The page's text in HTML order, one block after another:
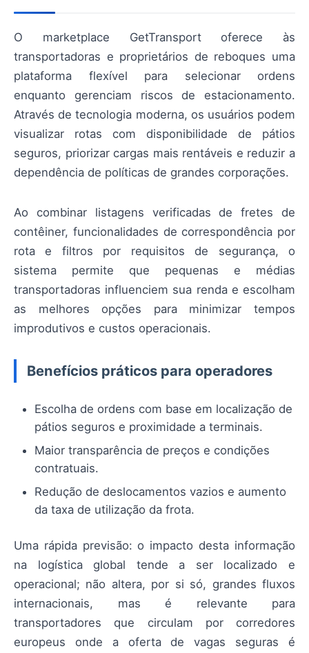
O marketplace GetTransport oferece às
transportadoras e proprietários de reboques uma
plataforma flexível para selecionar ordens
enquanto gerenciam riscos de estacionamento.
Através de tecnologia moderna, os usuários podem
visualizar rotas com disponibilidade de pátios
seguros, priorizar cargas mais rentáveis e reduzir a
dependência de políticas de grandes corporações.
Ao combinar listagens verificadas de fretes de
contêiner, funcionalidades de correspondência por
rota e filtros por requisitos de segurança, o
sistema permite que pequenas e médias
transportadoras influenciem sua renda e escolham
as melhores opções para minimizar tempos
improdutivos e custos operacionais.
Benefícios práticos para operadores
Escolha de ordens com base em localização de
pátios seguros e proximidade a terminais.
Maior transparência de preços e condições
contratuais.
Redução de deslocamentos vazios e aumento
da taxa de utilização da frota.
Uma rápida previsão: o impacto desta informação
na logística global tende a ser localizado e
operacional; não altera, por si só, grandes fluxos
internacionais, mas é relevante para
transportadores que circulam por corredores
europeus onde a oferta de vagas seguras é